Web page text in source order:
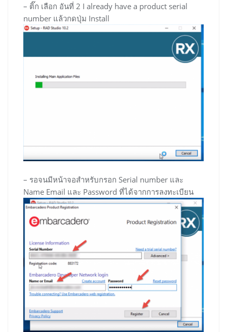
– ติ๊ก เลือก อันที่ 2 I already have a product serial
number แล้วกดปุ่ม Install
– รอจนมีหน้าจอสำหรับกรอก Serial number และ
Name Email และ Password ที่ได้จากการลงทะเบียน